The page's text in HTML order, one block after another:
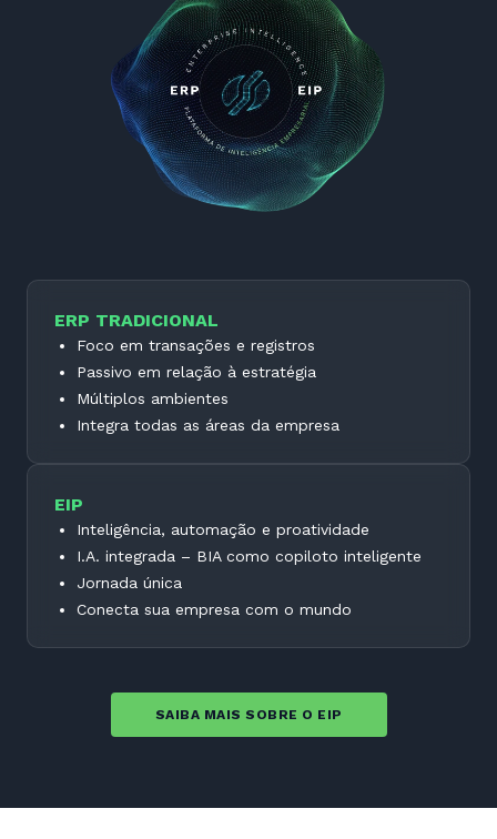
ERP TRADICIONAL
Foco em transações e registros
Passivo em relação à estratégia
Múltiplos ambientes
Integra todas as áreas da empresa
EIP
Inteligência, automação e proatividade
I.A. integrada – BIA como copiloto inteligente
Jornada única
Conecta sua empresa com o mundo
SAIBA MAIS SOBRE O EIP